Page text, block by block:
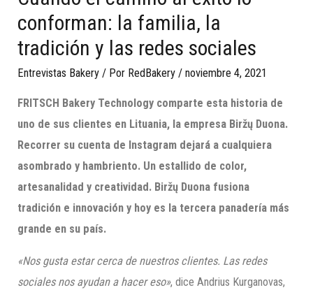
conforman: la familia, la
tradición y las redes sociales
Entrevistas Bakery / Por RedBakery /noviembre 4, 2021
FRITSCH Bakery Technology comparte esta historia de
uno de sus clientes en Lituania, la empresa Biržų Duona.
Recorrer su cuenta de Instagram dejará a cualquiera
asombrado y hambriento. Un estallido de color,
artesanalidad y creatividad. Biržų Duona fusiona
tradición e innovación y hoy es la tercera panadería más
grande en su país.
«Nos gusta estar cerca de nuestros clientes. Las redes
sociales nos ayudan a hacer eso», dice Andrius Kurganovas,